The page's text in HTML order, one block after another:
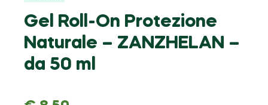
Gel Roll-On Protezione
Naturale – ZANZHELAN –
da 50 ml